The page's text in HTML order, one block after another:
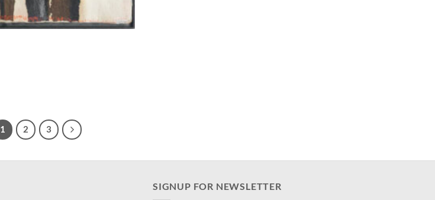
1 2 3
SIGNUP FOR NEWSLETTER